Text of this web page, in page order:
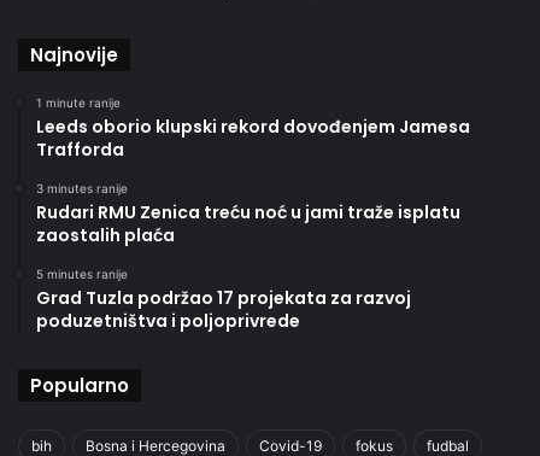
Najnovije
1 minute ranije
Leeds oborio klupski rekord dovođenjem Jamesa
Trafforda
3 minutes ranije
Rudari RMU Zenica treću noć u jami traže isplatu
zaostalih plaća
5 minutes ranije
Grad Tuzla podržao 17 projekata za razvoj
poduzetništva i poljoprivrede
Popularno
bih Bosna i Hercegovina Covid-19 fokus fudbal